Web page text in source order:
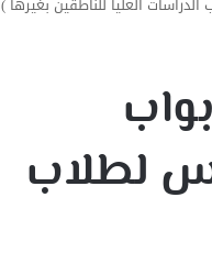
لطلاب